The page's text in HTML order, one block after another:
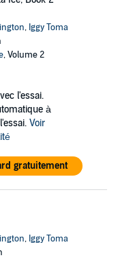
, Iggy Toma
, Volume 2
l'essai.
à
Voir
gratuitement
, Iggy Toma